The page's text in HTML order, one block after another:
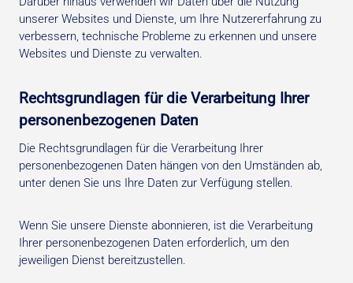
unserer Websites und Dienste, um Ihre Nutzererfahrung zu
verbessern, technische Probleme zu erkennen und unsere
Websites und Dienste zu verwalten.
Rechtsgrundlagen für die Verarbeitung Ihrer
personenbezogenen Daten
Die Rechtsgrundlagen für die Verarbeitung Ihrer
personenbezogenen Daten hängen von den Umständen ab,
unter denen Sie uns Ihre Daten zur Verfügung stellen.
Wenn Sie unsere Dienste abonnieren, ist die Verarbeitung
Ihrer personenbezogenen Daten erforderlich, um den
jeweiligen Dienst bereitzustellen.